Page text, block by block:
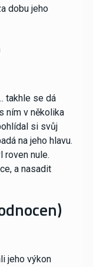
dobu jeho
takhle se dá
ním v několika
si svůj
na jeho hlavu.
roven nule.
a nasadit
jeho výkon